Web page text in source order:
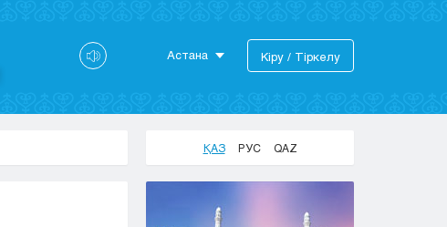
Астана
Актобе
Кіру / Тіркелу
ҚАЗ РУС QAZ